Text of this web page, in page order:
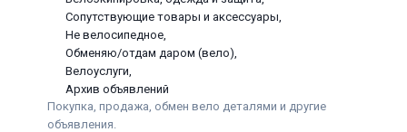
Сопутствующие товары и аксессуары
Не велосипедное
Обменяю/отдам даром (вело)
Велоуслуги
Архив объявлений
Покупка, продажа, обмен вело деталями и другие
объявления.